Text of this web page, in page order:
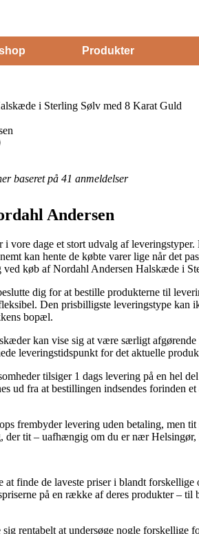
Produkter
i Sterling Sølv med 8 Karat Guld
baseret på 41 anmeldelser
Andersen
i vore dage et stort udvalg af
kan hente de købte varer lige når det
ved køb af Nordahl Andersen Halskæde i
dig for at bestille produkterne til
Den prisbilligste leveringstype kan
bopæl.
kan vise sig at være særligt
leveringstidspunkt for det aktuelle
tilsiger 1 dags levering på en hel
ud fra at bestillingen indsendes forinden
frembyder levering uden betaling, men
der tit – uafhængig om du er nær
at finde de laveste priser i blandt
på en række af deres produkter –
rentabelt at undersøge nogle forskellige